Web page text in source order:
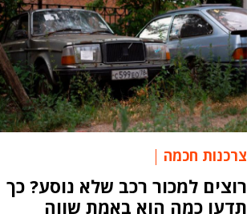
צרכנות חכמה
רוצים למכור רכב שלא נוסע? כך
תדעו כמה הוא באמת שווה